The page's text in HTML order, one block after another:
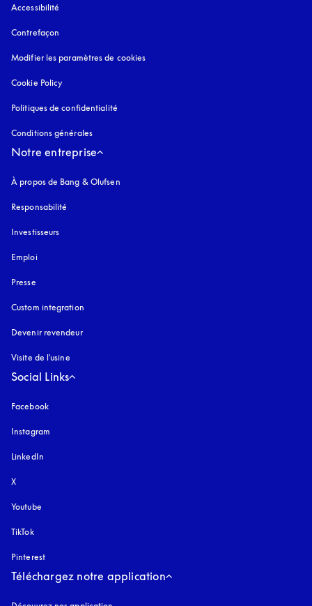
Accessibilité
Contrefaçon
Modifier les paramètres de cookies
Cookie Policy
Politiques de confidentialité
Conditions générales
Notre entreprise
À propos de Bang & Olufsen
Responsabilité
Investisseurs
Emploi
Presse
Custom integration
Devenir revendeur
Visite de l'usine
Social Links
Facebook
Instagram
LinkedIn
X
Youtube
TikTok
Pinterest
Téléchargez notre application